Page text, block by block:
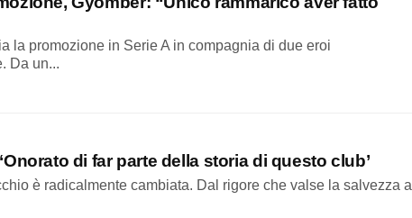
la promozione in Serie A in compagnia di due eroi
Da un...
di far parte della storia di questo club’
è radicalmente cambiata. Dal rigore che valse la salvezza al